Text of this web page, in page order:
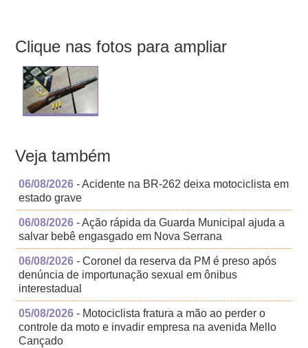
Clique nas fotos para ampliar
Veja também
06/08/2026 - Acidente na BR-262 deixa motociclista em
estado grave
06/08/2026 - Ação rápida da Guarda Municipal ajuda a
salvar bebê engasgado em Nova Serrana
06/08/2026 - Coronel da reserva da PM é preso após
denúncia de importunação sexual em ônibus
interestadual
05/08/2026 - Motociclista fratura a mão ao perder o
controle da moto e invadir empresa na avenida Mello
Cançado